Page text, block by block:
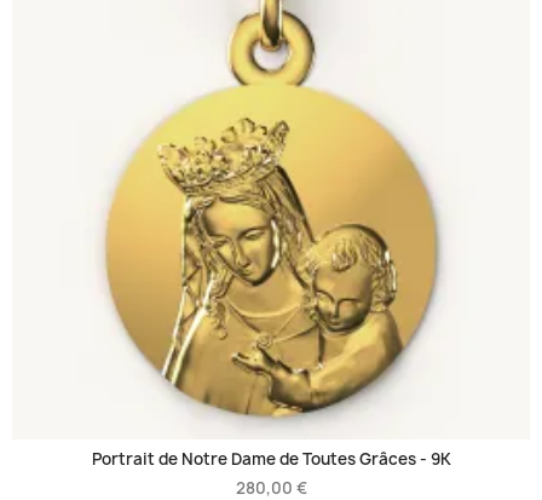
Portrait de Notre Dame de Toutes Grâces - 9K
280,00 €